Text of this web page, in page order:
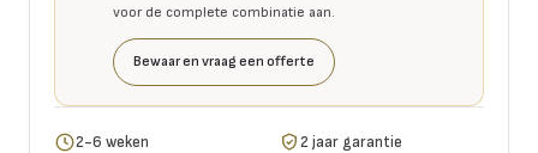
voor de complete combinatie aan.
Bewaar en vraag een offerte
2-6 weken
2 jaar garantie